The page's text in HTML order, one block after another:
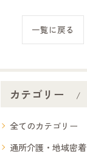
一覧に戻る
カテゴリー
全てのカテゴリー
通所介護・地域密着